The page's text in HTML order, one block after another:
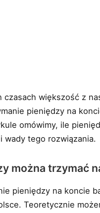
czasach większość z
pieniędzy na
omówimy, ile
wady tego rozwiązania.
można trzymać
pieniędzy na koncie
Teoretycznie